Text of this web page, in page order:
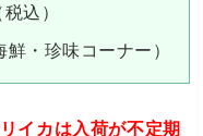
込）
・珍味コーナー）
イカは入荷が不定期